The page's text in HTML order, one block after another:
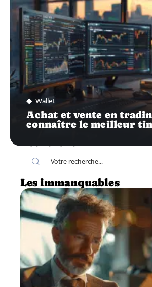
Wallet
Achat et vente en
connaître le meilleur
Les immanquables